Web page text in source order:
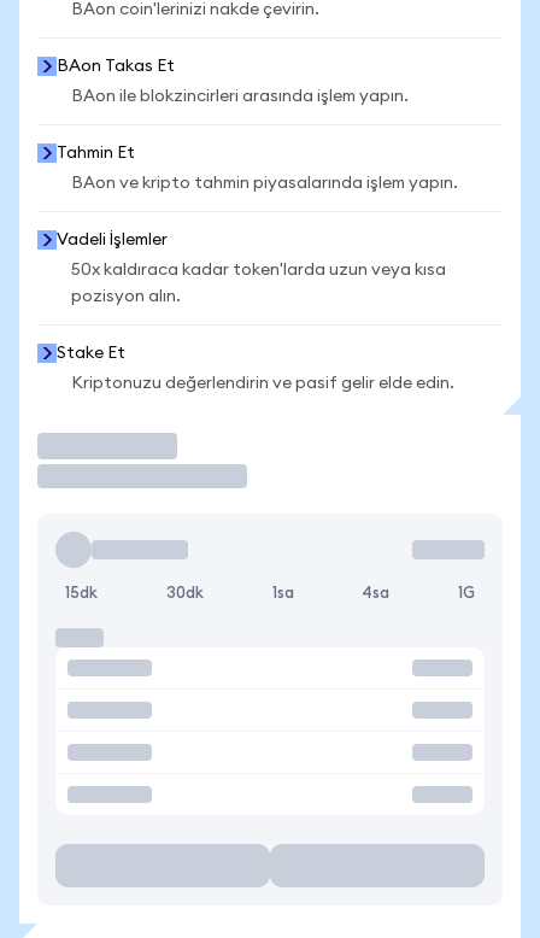
BAon coin'lerinizi nakde çevirin.
BAon Takas Et
BAon ile blokzincirleri arasında işlem yapın.
Tahmin Et
BAon ve kripto tahmin piyasalarında işlem yapın.
Vadeli İşlemler
50x kaldıraca kadar token'larda uzun veya kısa
pozisyon alın.
Stake Et
Kriptonuzu değerlendirin ve pasif gelir elde edin.
15dk 30dk 1sa 4sa 1G